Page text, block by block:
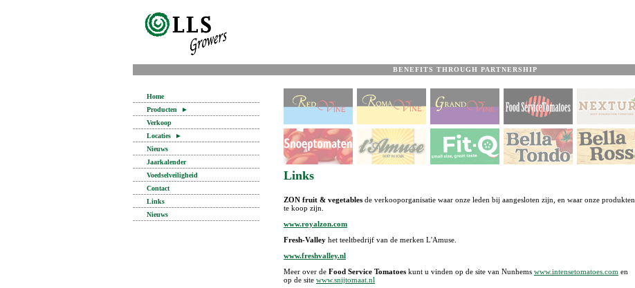
BENEFITS THROUGH PARTNERSHIP
Home
Producten
►
Verkoop
Locaties
►
Nieuws
Jaarkalender
Voedselveiligheid
Contact
Links
Nieuws
Links
ZON fruit & vegetables de verkooporganisatie waar onze leden bij aangesloten zijn, en waar onze produkten
te koop zijn.
www.royalzon.com
Fresh-Valley het teeltbedrijf van de merken L'Amuse.
www.freshvalley.nl
Meer over de Food Service Tomatoes kunt u vinden op de site van Nunhems www.intensetomatoes.com en
op de site www.snijtomaat.nl